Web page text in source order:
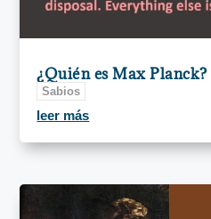
¿Quién es Max Planck?
Sabios
leer más